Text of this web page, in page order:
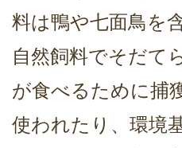
料は鴨や七面鳥を
自然飼料でそだて
が食べるために捕
使われたり、環境